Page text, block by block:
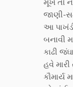
જાણી-
આ
બનાવી
કાઢી
હવે
કૌમાર્ય